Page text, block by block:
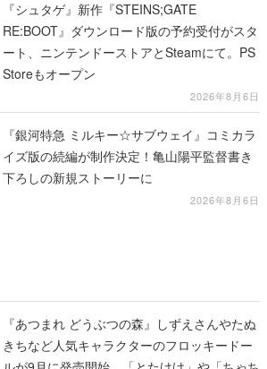
『シュタゲ』新作『STEINS;GATE
RE:BOOT』ダウンロード版の予約受付がスタ
ート、ニンテンドーストアとSteamにて。PS
Storeもオープン
2026年8月6日
『銀河特急 ミルキー☆サブウェイ』コミカラ
イズ版の続編が制作決定！亀山陽平監督書き
下ろしの新規ストーリーに
2026年8月6日
『あつまれ どうぶつの森』しずえさんやたぬ
きちなど人気キャラクターのフロッキードー